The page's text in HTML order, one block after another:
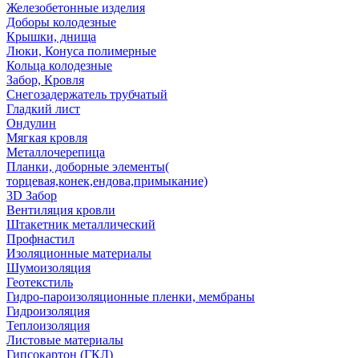
Железобетонные изделия
Доборы колодезные
Крышки, днища
Люки, Конуса полимерные
Кольца колодезные
Забор, Кровля
Снегозадержатель трубчатый
Гладкий лист
Ондулин
Мягкая кровля
Металлочерепица
Планки, доборные элементы(
торцевая,конек,ендова,примыкание)
3D Забор
Вентиляция кровли
Штакетник металлический
Профнастил
Изоляционные материалы
Шумоизоляция
Геотекстиль
Гидро-пароизоляционные пленки, мембраны
Гидроизоляция
Теплоизоляция
Листовые материалы
Гипсокартон (ГКЛ)